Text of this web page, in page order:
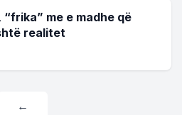
me e madhe që
realitet
Posts
←